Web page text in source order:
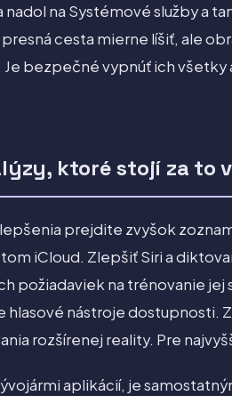
na Systémové služby a
cesta mierne líšiť, ale
bezpečné vypnúť ich
ktoré stojí za to
prejdite zvyšok
iCloud. Zlepšiť Siri a
požiadaviek na trénovanie
hlasové nástroje dostupnosti.
rozšírenej reality. Pre
aplikácií, je